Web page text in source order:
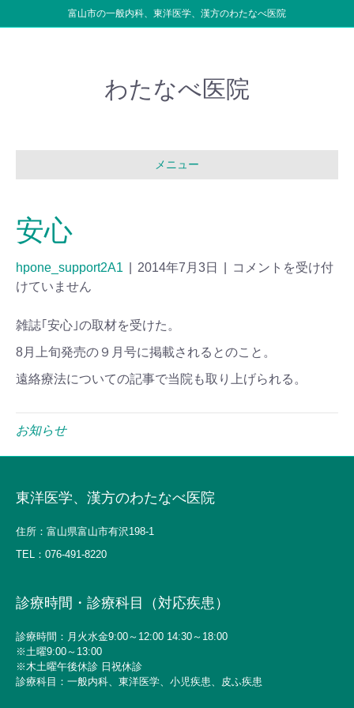
富山市の一般内科、東洋医学、漢方のわたなべ医院
わたなべ医院
メニュー
安心
hpone_support2A1 2014年7月3日
コメントを受け付
けていません
雑誌｢安心｣の取材を受けた。
8月上旬発売の９月号に掲載されるとのこと。
遠絡療法についての記事で当院も取り上げられる。
お知らせ
東洋医学、漢方のわたなべ医院
住所：富山県富山市有沢198-1
TEL： 076-491-8220
診療時間・診療科目（対応疾患）
診療時間：月火水金9:00～12:00 14:30～18:00
※土曜9:00～13:00
※木土曜午後休診 日祝休診
診療科目：一般内科、東洋医学、小児疾患、皮ふ疾患